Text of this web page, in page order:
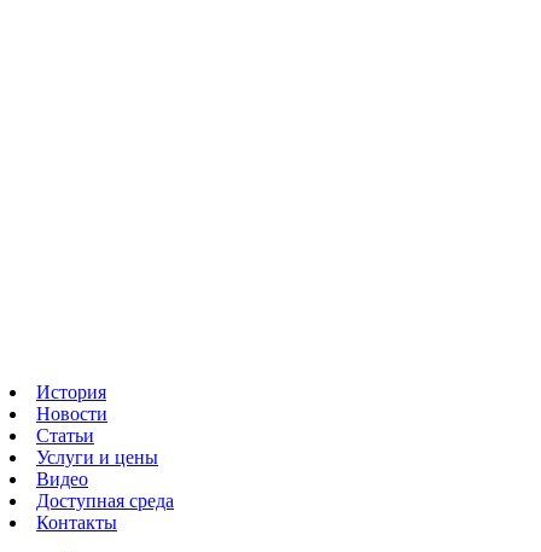
История
Новости
Статьи
Услуги и цены
Видео
Доступная среда
Контакты